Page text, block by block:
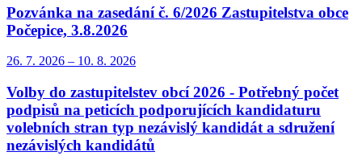
Pozvánka na zasedání č. 6/2026 Zastupitelstva obce
Počepice, 3.8.2026
26. 7. 2026 – 10. 8. 2026
Volby do zastupitelstev obcí 2026 - Potřebný počet
podpisů na peticích podporujících kandidaturu
volebních stran typ nezávislý kandidát a sdružení
nezávislých kandidátů